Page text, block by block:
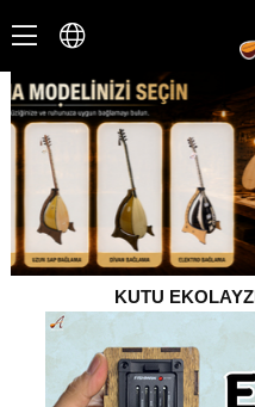
KUTU